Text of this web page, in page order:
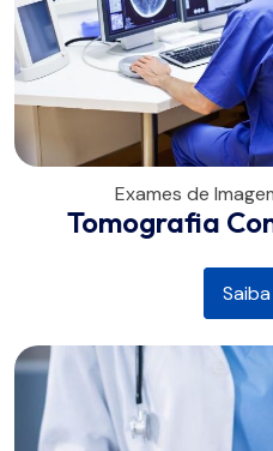
Exames de
Tomografia